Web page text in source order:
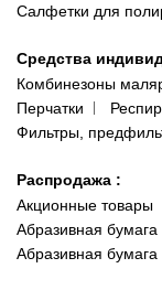
Салфетки для
Средства
Комбинезоны
Перчатки
Фильтры,
Распродажа :
Акционные товары
Абразивная бумага
Абразивная бумага